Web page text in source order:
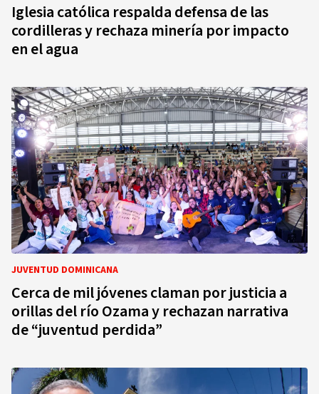
Iglesia católica respalda defensa de las
cordilleras y rechaza minería por impacto
en el agua
JUVENTUD DOMINICANA
Cerca de mil jóvenes claman por justicia a
orillas del río Ozama y rechazan narrativa
de “juventud perdida”